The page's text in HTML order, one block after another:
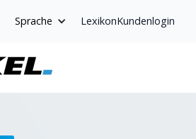
Sprache LexikonKundenlogin